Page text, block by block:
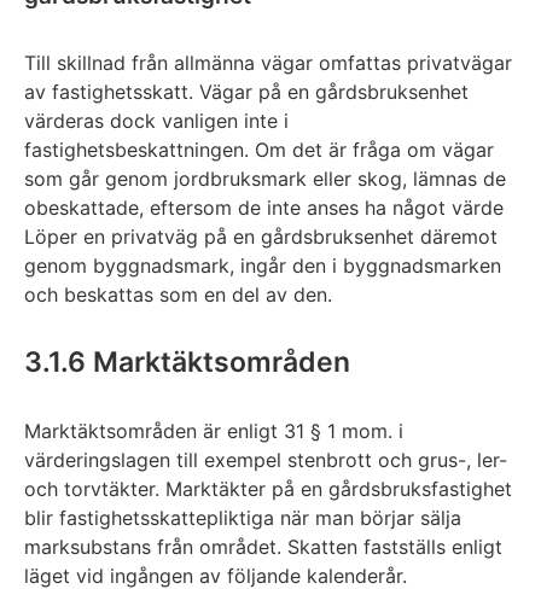
Till skillnad från allmänna vägar omfattas privatvägar
av fastighetsskatt. Vägar på en gårdsbruksenhet
värderas dock vanligen inte i
fastighetsbeskattningen. Om det är fråga om vägar
som går genom jordbruksmark eller skog, lämnas de
obeskattade, eftersom de inte anses ha något värde
Löper en privatväg på en gårdsbruksenhet däremot
genom byggnadsmark, ingår den i byggnadsmarken
och beskattas som en del av den.
3.1.6 Marktäktsområden
Marktäktsområden är enligt 31 § 1 mom. i
värderingslagen till exempel stenbrott och grus-, ler-
och torvtäkter. Marktäkter på en gårdsbruksfastighet
blir fastighetsskattepliktiga när man börjar sälja
marksubstans från området. Skatten fastställs enligt
läget vid ingången av följande kalenderår.